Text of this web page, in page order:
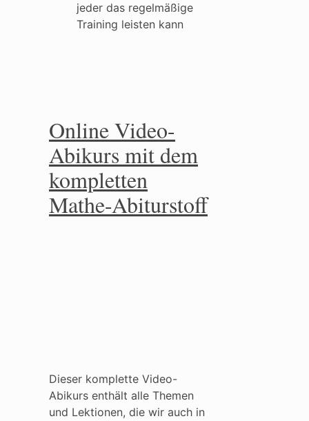
jeder das regelmäßige
Training leisten kann
Online Video-
Abikurs mit dem
kompletten
Mathe-Abiturstoff
Dieser komplette Video-
Abikurs enthält alle Themen
und Lektionen, die wir auch in